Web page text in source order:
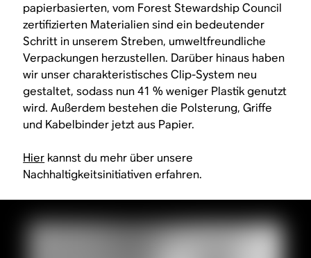
papierbasierten, vom Forest Stewardship Council
zertifizierten Materialien sind ein bedeutender
Schritt in unserem Streben, umweltfreundliche
Verpackungen herzustellen. Darüber hinaus haben
wir unser charakteristisches Clip-System neu
gestaltet, sodass nun 41 % weniger Plastik genutzt
wird. Außerdem bestehen die Polsterung, Griffe
und Kabelbinder jetzt aus Papier.
Hier kannst du mehr über unsere
Nachhaltigkeitsinitiativen erfahren.